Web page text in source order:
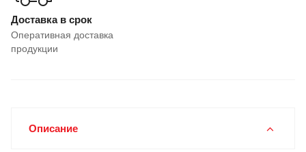
Доставка в срок
Оперативная доставка
продукции
Описание